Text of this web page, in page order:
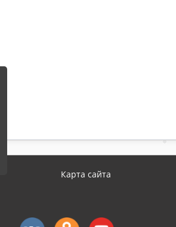
Карта сайта